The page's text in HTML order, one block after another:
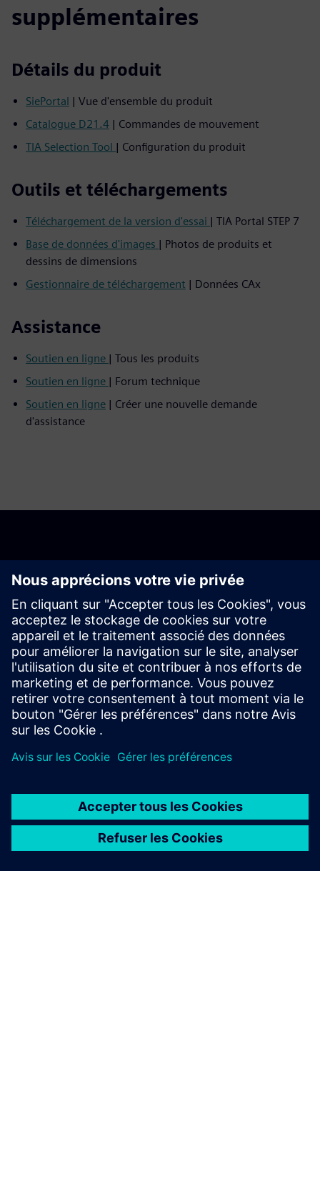
supplémentaires
Détails du produit
SiePortal | Vue d'ensemble du produit
Catalogue D21.4 | Commandes de mouvement
TIA Selection Tool | Configuration du produit
Outils et téléchargements
Téléchargement de la version d'essai | TIA Portal STEP 7
Base de données d'images | Photos de produits et
dessins de dimensions
Gestionnaire de téléchargement | Données CAx
Assistance
Soutien en ligne | Tous les produits
Soutien en ligne | Forum technique
Soutien en ligne | Créer une nouvelle demande
d'assistance
Commencer
Acheter maintenant